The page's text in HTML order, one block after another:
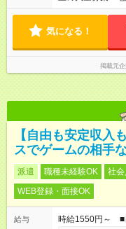
気になる！
掲載元企
【自由も安定収入
スでゲームの相手
派遣 職種未経験OK 社
WEB登録・面接OK
給与
時給1550円～ ■